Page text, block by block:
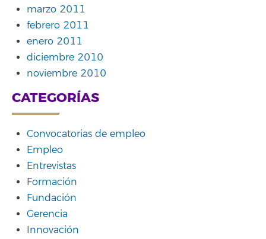
marzo 2011
febrero 2011
enero 2011
diciembre 2010
noviembre 2010
CATEGORÍAS
Convocatorias de empleo
Empleo
Entrevistas
Formación
Fundación
Gerencia
Innovación